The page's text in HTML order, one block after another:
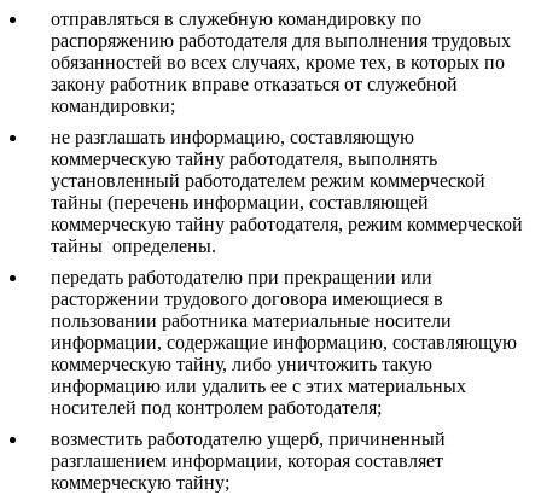
отправляться в служебную командировку по
распоряжению работодателя для выполнения трудовых
обязанностей во всех случаях, кроме тех, в которых по
закону работник вправе отказаться от служебной
командировки;
не разглашать информацию, составляющую
коммерческую тайну работодателя, выполнять
установленный работодателем режим коммерческой
тайны (перечень информации, составляющей
коммерческую тайну работодателя, режим коммерческой
тайны определены.
передать работодателю при прекращении или
расторжении трудового договора имеющиеся в
пользовании работника материальные носители
информации, содержащие информацию, составляющую
коммерческую тайну, либо уничтожить такую
информацию или удалить ее с этих материальных
носителей под контролем работодателя;
возместить работодателю ущерб, причиненный
разглашением информации, которая составляет
коммерческую тайну;